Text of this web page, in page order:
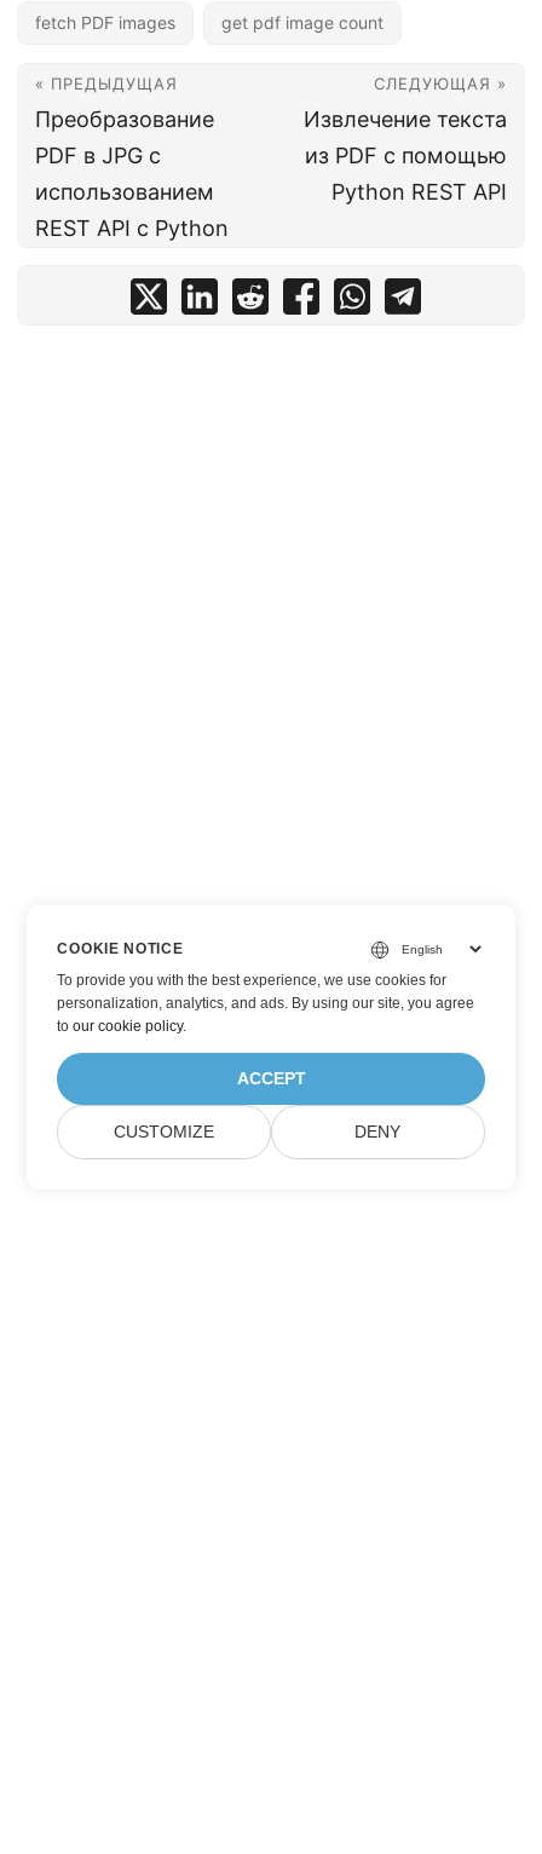
fetch PDF images get pdf image count
« ПРЕДЫДУЩАЯ
Преобразование
PDF в JPG с
использованием
REST API с Python
СЛЕДУЮЩАЯ »
Извлечение текста
из PDF с помощью
Python REST API
COOKIE NOTICE
To provide you with the best experience, we use cookies for
personalization, analytics, and ads. By using our site, you agree
toour cookie policy.
ACCEPT
CUSTOMIZE DENY